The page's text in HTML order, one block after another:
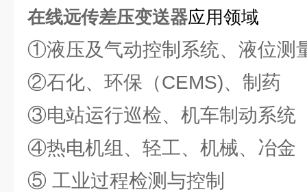
在线远传差压变送器应用领域
①液压及气动控制系统、液位测
②石化、环保（CEMS)、制药
③电站运行巡检、机车制动系统
④热电机组、轻工、机械、冶金
⑤ 工业过程检测与控制